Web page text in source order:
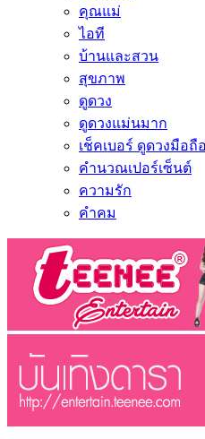
คุณแม่
ไอที
บ้านและสวน
สุขภาพ
ดูดวง
ดูดวงแม่นมาก
เช็คเบอร์ ดูดวงมือถือ
คำนวณเปอร์เซ็นต์
ความรัก
คำคม